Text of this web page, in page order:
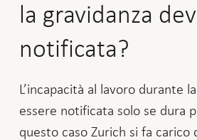
la gravidanza
notificata?
L’incapacità al lavoro durante
essere notificata solo se dura
questo caso Zurich si fa carico